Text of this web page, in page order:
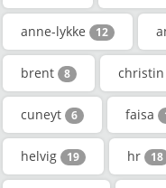
anne-lykke 12
brent 8 christin
cuneyt 6 faisa
helvig 19 hr 18